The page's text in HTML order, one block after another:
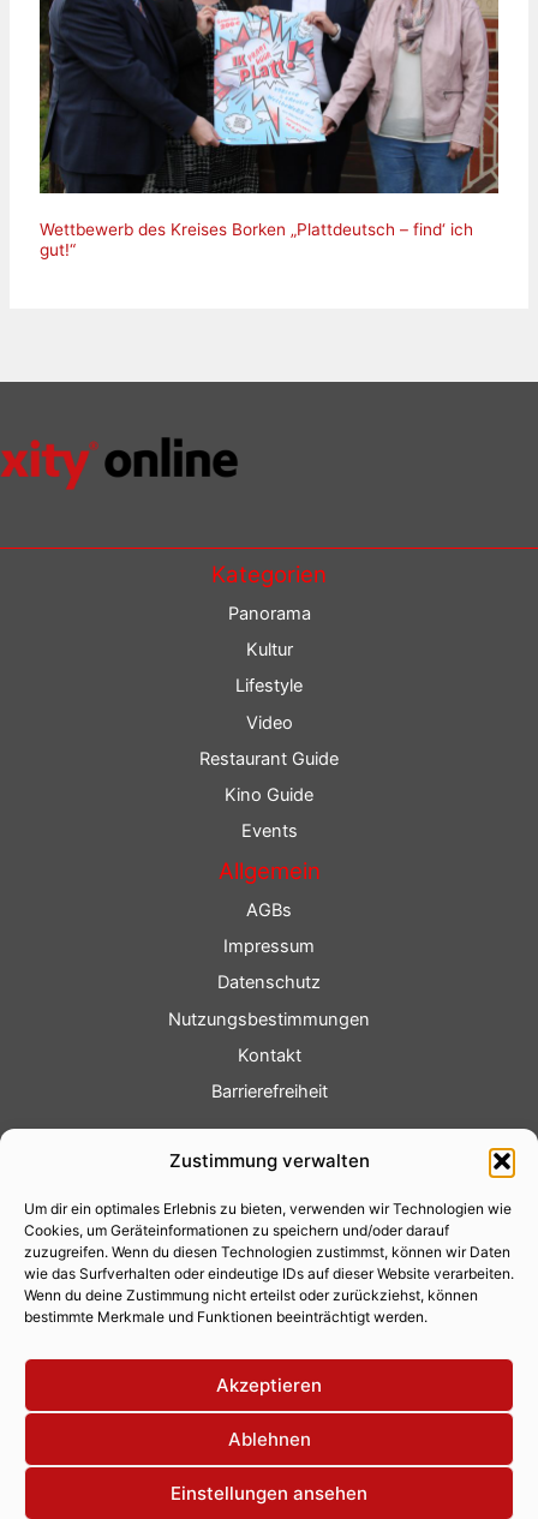
Zustimmung verwalten
Um dir ein optimales Erlebnis zu bieten, verwenden wir Technologien wie
Cookies, um Geräteinformationen zu speichern und/oder darauf
zuzugreifen. Wenn du diesen Technologien zustimmst, können wir Daten
wie das Surfverhalten oder eindeutige IDs auf dieser Website verarbeiten.
Wenn du deine Zustimmung nicht erteilst oder zurückziehst, können
bestimmte Merkmale und Funktionen beeinträchtigt werden.
Akzeptieren
Ablehnen
Einstellungen ansehen
Wettbewerb des Kreises Borken „Plattdeutsch – find‘ ich
gut!“
Kategorien
Panorama
Kultur
Lifestyle
Video
Restaurant Guide
Kino Guide
Events
Allgemein
AGBs
Impressum
Datenschutz
Nutzungsbestimmungen
Kontakt
Barrierefreiheit
Fotoservice
Videoservice
Werbung
Contenterstellung
Lokalnachrichten
Lokalfernsehen
Eventkalender